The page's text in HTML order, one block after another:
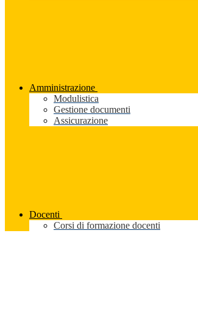
Amministrazione
Modulistica
Gestione documenti
Assicurazione
Docenti
Corsi di formazione docenti